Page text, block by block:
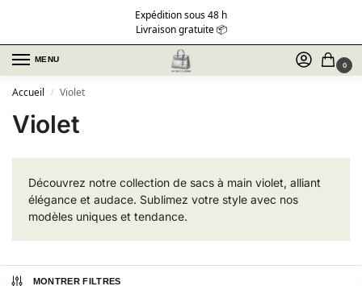
Expédition sous 48 h
Livraison gratuite 📦
MENU
0
Accueil / Violet
Violet
Découvrez notre collection de sacs à main violet, alliant
élégance et audace. Sublimez votre style avec nos
modèles uniques et tendance.
MONTRER FILTRES